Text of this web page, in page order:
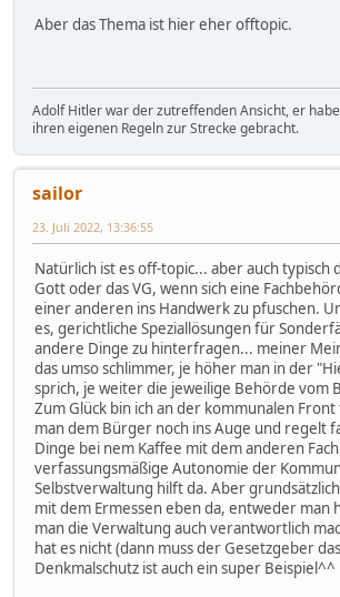
Aber das Thema ist hier eher offtopic.
Adolf Hitler war der zutreffenden Ansicht, er
ihren eigenen Regeln zur Strecke gebracht.
sailor
23. Juli 2022, 13:36:55
Natürlich ist es off-topic... aber auch typisch
Gott oder das VG, wenn sich eine
einer anderen ins Handwerk zu pfuschen.
es, gerichtliche Speziallösungen für
andere Dinge zu hinterfragen... meiner
das umso schlimmer, je höher man in der
sprich, je weiter die jeweilige Behörde vom
Zum Glück bin ich an der kommunalen
man dem Bürger noch ins Auge und regelt
Dinge bei nem Kaffee mit dem anderen
verfassungsmäßige Autonomie der
Selbstverwaltung hilft da. Aber
mit dem Ermessen eben da, entweder man
man die Verwaltung auch verantwortlich
hat es nicht (dann muss der Gesetzgeber
Denkmalschutz ist auch ein super Beispiel^^